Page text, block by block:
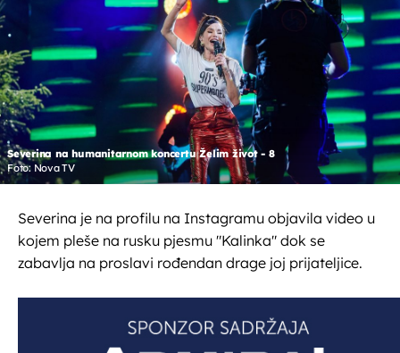
Severina na humanitarnom koncertu Želim život - 8
Foto: Nova TV
Severina je na profilu na Instagramu objavila video u
kojem pleše na rusku pjesmu "Kalinka" dok se
zabavlja na proslavi rođendan drage joj prijateljice.
OMOGUĆI OBAVIJESTI